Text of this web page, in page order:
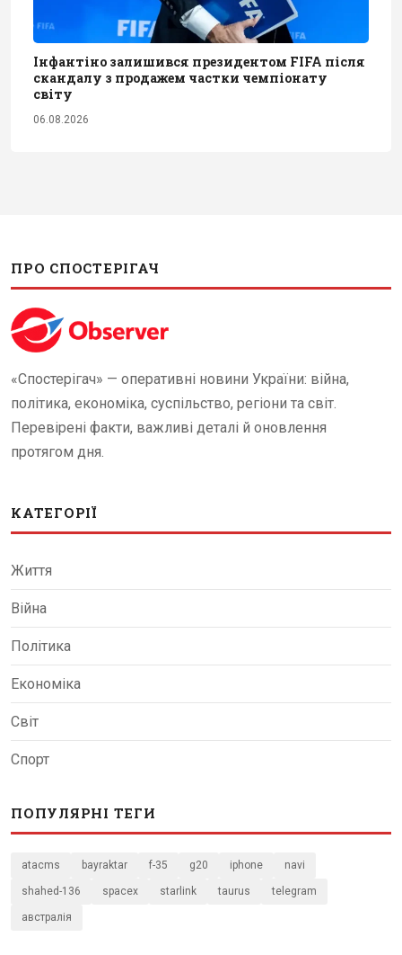
Інфантіно залишився президентом FIFA після
скандалу з продажем частки чемпіонату
світу
06.08.2026
ПРО СПОСТЕРІГАЧ
«Спостерігач» — оперативні новини України: війна,
політика, економіка, суспільство, регіони та світ.
Перевірені факти, важливі деталі й оновлення
протягом дня.
КАТЕГОРІЇ
Життя
Війна
Політика
Економіка
Світ
Спорт
ПОПУЛЯРНІ ТЕГИ
atacms bayraktar f-35 g20 iphone navi
shahed-136 spacex starlink taurus telegram
австралія